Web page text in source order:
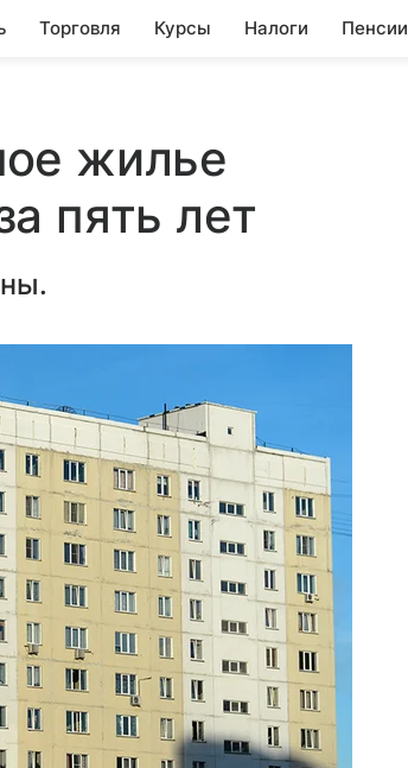
Торговля Курсы Налоги Пенсии
жилье
пять лет